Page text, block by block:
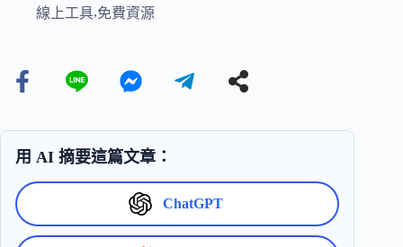
線上工具,免費資源
用 AI 摘要這篇文章：
ChatGPT